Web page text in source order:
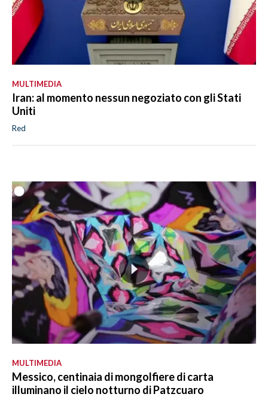
MULTIMEDIA
Iran: al momento nessun negoziato con gli Stati
Uniti
Red
MULTIMEDIA
Messico, centinaia di mongolfiere di carta
illuminano il cielo notturno di Patzcuaro